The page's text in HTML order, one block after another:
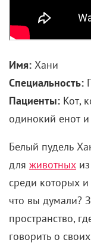
Имя: Хани
Специальность:
Пациенты: Кот,
одинокий енот и
Белый пудель
для животных
среди которых
что вы думали?
пространство,
говорить о